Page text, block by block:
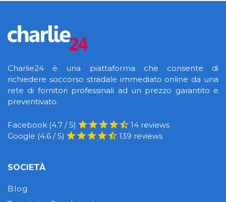
Charlie24 è una piattaforma che consente di
richiedere soccorso stradale immediato online da una
rete di fornitori professinali ad un prezzo garantito e
preventivato.
Facebook (4.7 / 5)
14 reviews
Google (4.6 / 5)
139 reviews
SOCIETÀ
Blog